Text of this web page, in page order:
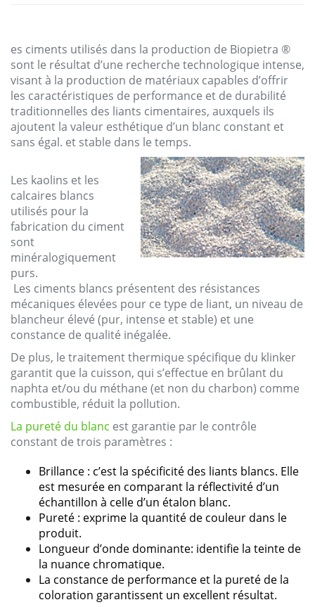
es ciments utilisés dans la production de Biopietra ®
sont le résultat d’une recherche technologique intense,
visantà la production de matériaux capables d’offrir
les caractéristiques de performance et de durabilité
traditionnelles des liants cimentaires, auxquels ils
ajoutent la valeur esthétique d’un blanc constant et
sans égal. et stable dans le temps.
Les kaolins et les
calcaires blancs
utilisés pour la
fabrication du ciment
sont
minéralogiquement
purs.
Les ciments blancs présentent des résistances
mécaniques élevées pour ce type de liant, un niveau de
blancheur élevé (pur, intense et stable) et une
constance de qualité inégalée.
De plus, le traitementthermique spécifique du klinker
garantit que la cuisson, qui s’effectue en brûlant du
naphta et/ou du méthane (et non du charbon) comme
combustible, réduit la pollution.
La pureté du blanc est garantie par le contrôle
constant de trois paramètres :
Brillance : c’est la spécificité des liants blancs. Elle
est mesurée en comparant la réflectivité d’un
échantillon à celle d’un étalon blanc.
Pureté : exprime la quantité de couleur dans le
produit.
Longueur d’onde dominante: identifie la teinte de
la nuance chromatique.
La constance de performance et la pureté de la
coloration garantissent un excellent résultat.